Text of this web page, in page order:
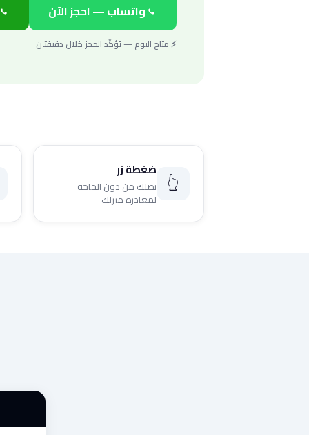
واتساب — احجز الآن
⚡ متاح اليوم — يُؤكَّد الحجز خلال دقيقتين
👆 ضغطة زر
نصلك من دون الحاجة
لمغادرة منزلك